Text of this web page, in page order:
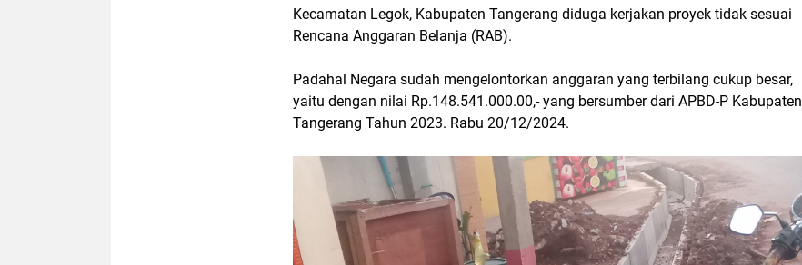
Kecamatan Legok, Kabupaten Tangerang diduga kerjakan proyek tidak sesuai
Rencana Anggaran Belanja (RAB).
Padahal Negara sudah mengelontorkan anggaran yang terbilang cukup besar,
yaitu dengan nilai Rp.148.541.000.00,- yang bersumber dari APBD-P Kabupaten
Tangerang Tahun 2023. Rabu 20/12/2024.